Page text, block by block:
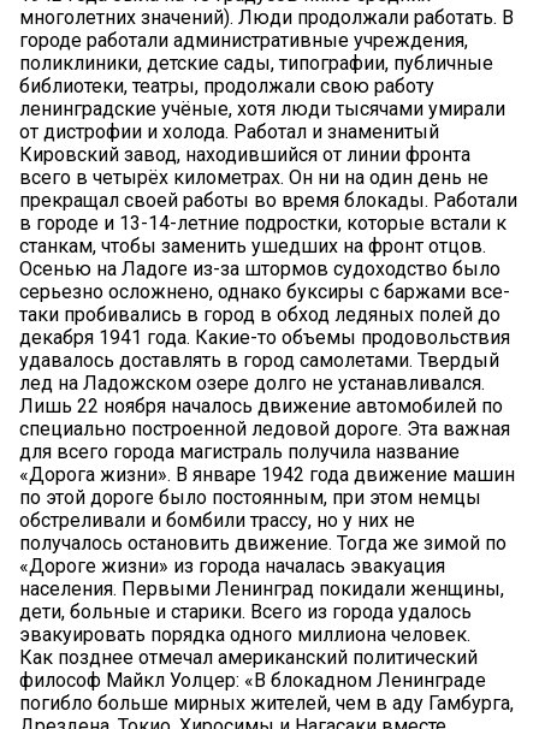
многолетних значений). Люди продолжали работать. В
городе работали административные учреждения,
поликлиники, детские сады, типографии, публичные
библиотеки, театры, продолжали свою работу
ленинградские учёные, хотя люди тысячами умирали
от дистрофии и холода. Работал и знаменитый
Кировский завод, находившийся от линии фронта
всего в четырёх километрах. Он ни на один день не
прекращал своей работы во время блокады. Работали
в городе и 13-14-летние подростки, которые встали к
станкам, чтобы заменить ушедших на фронт отцов.
Осенью на Ладоге из-за штормов судоходство было
серьезно осложнено, однако буксиры с баржами все-
таки пробивались в город в обход ледяных полей до
декабря 1941 года. Какие-то объемы продовольствия
удавалось доставлять в город самолетами. Твердый
лед на Ладожском озере долго не устанавливался.
Лишь 22 ноября началось движение автомобилей по
специально построенной ледовой дороге. Эта важная
для всего города магистраль получила название
«Дорога жизни». В январе 1942 года движение машин
по этой дороге было постоянным, при этом немцы
обстреливали и бомбили трассу, но у них не
получалось остановить движение. Тогда же зимой по
«Дороге жизни» из города началась эвакуация
населения. Первыми Ленинград покидали женщины,
дети, больные и старики. Всего из города удалось
эвакуировать порядка одного миллиона человек.
Как позднее отмечал американский политический
философ Майкл Уолцер: «В блокадном Ленинграде
погибло больше мирных жителей, чем в аду Гамбурга,